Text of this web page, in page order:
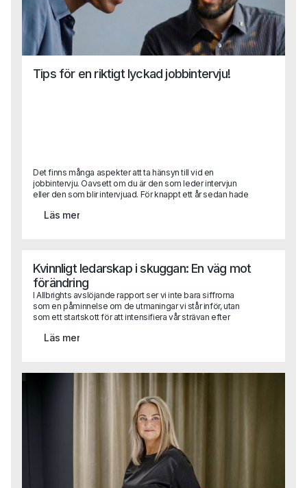
Tips för en riktigt lyckad jobbintervju!
Det finns många aspekter att ta hänsyn till vid en
jobbintervju. Oavsett om du är den som leder intervjun
eller den som blir intervjuad. För knappt ett år sedan hade
digitalt. Men det gör vi. Och aspekterna att ta hänsyn till har
Läs mer
Kvinnligt ledarskap i skuggan: En väg mot
förändring
I Allbrights avslöjande rapport ser vi inte bara siffrorna
som en påminnelse om de utmaningar vi står inför, utan
som ett startskott för att intensifiera vår strävan efter
att omsätta rapportens insikter i praktisk handling.
Läs mer